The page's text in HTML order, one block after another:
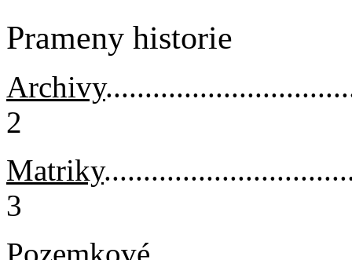
Prameny historie
Archivy
2
Matriky
3